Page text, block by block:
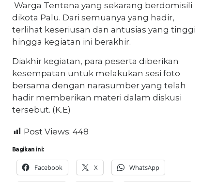
Warga Tentena yang sekarang berdomisili
dikota Palu. Dari semuanya yang hadir,
terlihat keseriusan dan antusias yang tinggi
hingga kegiatan ini berakhir.
Diakhir kegiatan, para peserta diberikan
kesempatan untuk melakukan sesi foto
bersama dengan narasumber yang telah
hadir memberikan materi dalam diskusi
tersebut. (K.E)
Post Views: 448
Bagikan ini:
Facebook X WhatsApp